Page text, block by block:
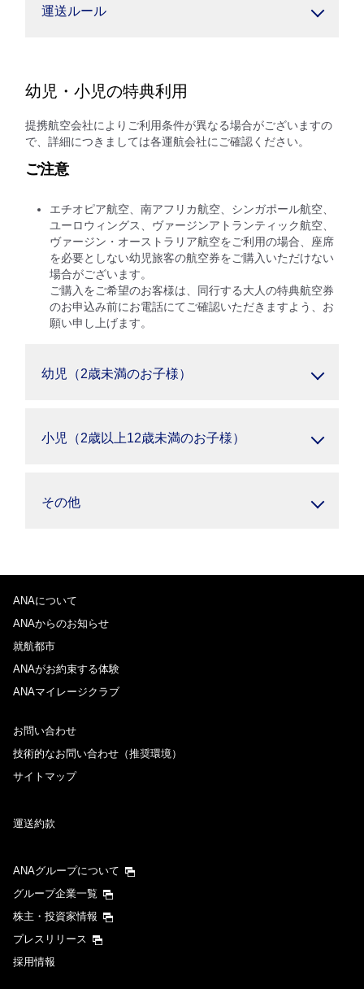
運送ルール
幼児・小児の特典利用
提携航空会社によりご利用条件が異なる場合がございますの
で、詳細につきましては各運航会社にご確認ください。
ご注意
エチオピア航空、南アフリカ航空、シンガポール航空、
ユーロウィングス、ヴァージンアトランティック航空、
ヴァージン・オーストラリア航空をご利用の場合、座席
を必要としない幼児旅客の航空券をご購入いただけない
場合がございます。
ご購入をご希望のお客様は、同行する大人の特典航空券
のお申込み前にお電話にてご確認いただきますよう、お
願い申し上げます。
幼児（2歳未満のお子様）
小児（2歳以上12歳未満のお子様）
その他
ANAについて
ANAからのお知らせ
就航都市
ANAがお約束する体験
ANAマイレージクラブ
お問い合わせ
技術的なお問い合わせ（推奨環境）
サイトマップ
運送約款
ANAグループについて
グループ企業一覧
株主・投資家情報
プレスリリース
採用情報